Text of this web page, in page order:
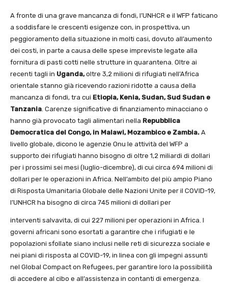
A fronte di una grave mancanza di fondi, l’UNHCR e il WFP faticano
a soddisfare le crescenti esigenze con, in prospettiva, un
peggioramento della situazione in molti casi, dovuto all’aumento
dei costi, in parte a causa delle spese impreviste legate alla
fornitura di pasti cotti nelle strutture in quarantena. Oltre ai
recenti tagli in Uganda,oltre 3,2 milioni di rifugiati nell’Africa
orientale stanno già ricevendo razioni ridotte a causa della
mancanza di fondi, tra cui Etiopia, Kenia, Sudan, Sud Sudan e
Tanzania. Carenze significative di finanziamento minacciano o
hanno già provocato tagli alimentari nella Repubblica
Democratica del Congo, in Malawi, Mozambico e Zambia. A
livello globale, dicono le agenzie Onu le attività del WFP a
supporto dei rifugiati hanno bisogno di oltre 1,2 miliardi di dollari
per i prossimi sei mesi (luglio-dicembre), di cui circa 694 milioni di
dollari per le operazioni in Africa. Nell’ambito del più ampio Piano
di Risposta Umanitaria Globale delle Nazioni Unite per il COVID-19,
l’UNHCR ha bisogno di circa 745 milioni di dollari per
interventi salvavita, di cui 227 milioni per operazioni in Africa. I
governi africani sono esortati a garantire che i rifugiati e le
popolazioni sfollate siano inclusi nelle reti di sicurezza sociale e
nei piani di risposta al COVID-19, in linea con gli impegni assunti
nel Global Compact on Refugees, per garantire loro la possibilità
di accedere al cibo e all’assistenza in contanti di emergenza.